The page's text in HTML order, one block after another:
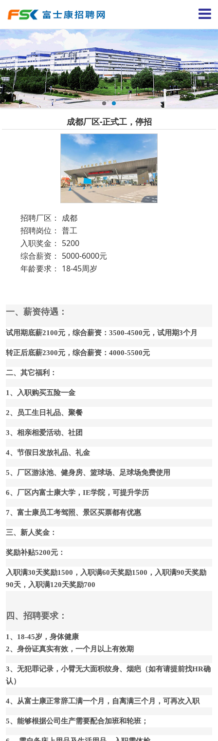
成都厂区-正式工，停招
招聘厂区： 成都
招聘岗位： 普工
入职奖金： 5200
综合薪资： 5000-6000元
年龄要求： 18-45周岁
一、薪资待遇：
试用期底薪2100元，综合薪资：3500-4500元，试用期3个月
转正后底薪2300元 ，综合薪资：4000-5500元
二、其它福利：
1、入职购买五险一金
2、员工生日礼品、聚餐
3、相亲相爱活动、社团
4、节假日发放礼品、礼金
5、厂区游泳池、健身房、篮球场、足球场免费使用
6、厂区内富士康大学，IE学院，可提升学历
7、富士康员工考驾照、景区买票都有优惠
三、新人奖金：
奖励补贴5200元：
入职满30天奖励1500，入职满60天奖励1500，入职满90天奖励
90天，入职满120天奖励700
四、招聘要求：
1、18-45岁，身体健康
2、身份证真实有效，一个月以上有效期
3、无犯罪记录，小臂无大面积纹身、烟疤（如有请提前找HR确
认）
4、从富士康正常辞工满一个月，自离满三个月，可再次入职
5、能够根据公司生产需要配合加班和轮班；